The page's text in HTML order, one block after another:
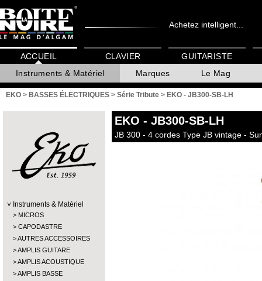
Achetez intelligent...
ACCUEIL
Instruments & Matériel
Marques Le Mag
CLAVIER GUITARISTE
EKO > BASSES ÉLECTRIQUES > Série Tribute > EKO - JB300-SB-LH
Instruments & Matériel
MICROS
CAPODASTRE
AUTRES ACCESSOIRES
AMPLIS GUITARE
AMPLIS ACOUSTIQUE
AMPLIS BASSE
EKO - JB300-SB-LH
JB 300 - 4 cordes Type JB vintage -